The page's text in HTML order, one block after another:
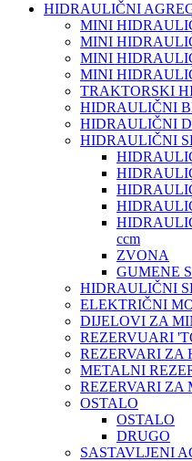
HIDRAULIČNI
MINI
MINI
MINI
MINI
TRAKTORSKI
HIDRAULIČNI
HIDRAULIČNI
HIDRAULIČNI
ccm
ZVONA
GUMENE
HIDRAULIČNI
ELEKTRIČNI
DIJELOVI ZA
REZERVUARI
REZERVARI ZA
METALNI
REZERVARI ZA
OSTALO
OSTALO
DRUGO
SASTAVLJENI